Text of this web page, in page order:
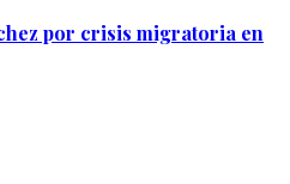
por crisis migratoria en